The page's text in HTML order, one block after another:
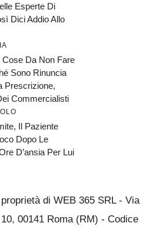
Esperte Di
Dici Addio Allo
Cose Da Non Fare
Sono Rinuncia
Prescrizione,
Commercialisti
Il Paziente
Dopo Le
D’ansia Per Lui
di WEB 365 SRL - Via
00141 Roma (RM) - Codice